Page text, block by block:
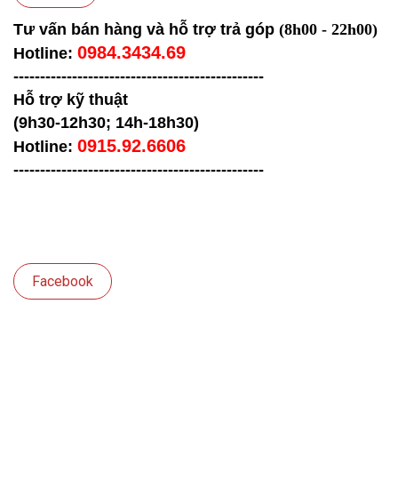
Tư vấn bán hàng và hỗ trợ trả góp (8h00 - 22h00)
Hotline: 0984.3434.69
-----------------------------------------------
Hỗ trợ kỹ thuật
(9h30-12h30; 14h-18h30)
Hotline: 0915.92.6606
-----------------------------------------------
Facebook